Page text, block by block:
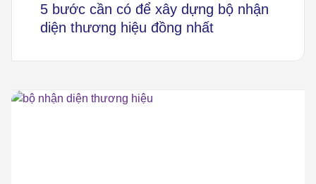
5 bước cần có để xây dựng bộ nhận
diện thương hiệu đồng nhất